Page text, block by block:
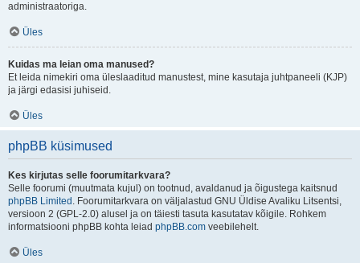
administraatoriga.
Üles
Kuidas ma leian oma manused?
Et leida nimekiri oma üleslaaditud manustest, mine kasutaja juhtpaneeli (KJP)
ja järgi edasisi juhiseid.
Üles
phpBB küsimused
Kes kirjutas selle foorumitarkvara?
Selle foorumi (muutmata kujul) on tootnud, avaldanud ja õigustega kaitsnud
phpBB Limited . Foorumitarkvara on väljalastud GNU Üldise Avaliku Litsentsi,
versioon 2 (GPL-2.0) alusel ja on täiesti tasuta kasutatav kõigile. Rohkem
informatsiooni phpBB kohta leiad phpBB.com veebilehelt.
Üles